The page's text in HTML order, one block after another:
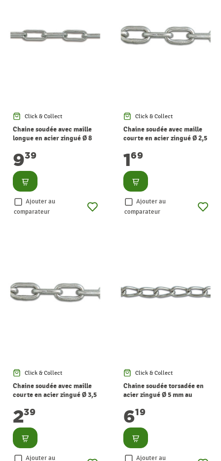
Click & Collect
Chaine soudée avec maille
longue en acier zingué Ø 8
939
Consulter
Ajouter au
comparateur
Click & Collect
Chaine soudée avec maille
courte en acier zingué Ø 2,5
169
Consulter
Ajouter au
comparateur
Click & Collect
Chaine soudée avec maille
courte en acier zingué Ø 3,5
239
Consulter
Ajouter au
Click & Collect
Chaine soudée torsadée en
acier zingué Ø 5 mm au
619
Consulter
Ajouter au